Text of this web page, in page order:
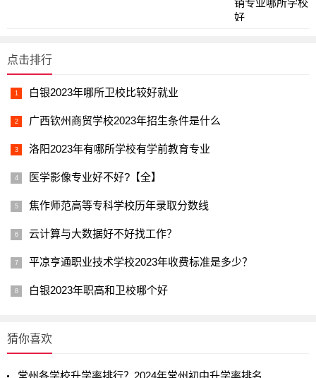
点击排行
白银2023年哪所卫校比较好就业
广西钦州商贸学校2023年招生条件是什么
洛阳2023年有哪所学校有学前教育专业
医学影像专业好不好?【全】
焦作师范高等专科学校历年录取分数线
云计算与大数据好不好找工作？
平凉亨通职业技术学校2023年收费标准是多少？
白银2023年职高和卫校哪个好
猜你喜欢
常州各学校升学率排行？2024年常州初中升学率排名